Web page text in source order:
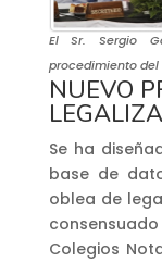
El Sr. Sergio
procedimiento del
NUEVO
Se ha
base de
oblea de
Colegios